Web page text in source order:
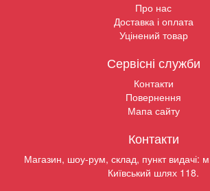
Про нас
Доставка і оплата
Уцінений товар
Сервісні служби
Контакти
Повернення
Мапа сайту
Контакти
Магазин, шоу-рум, склад, пункт видачі:
Київський шлях 118.